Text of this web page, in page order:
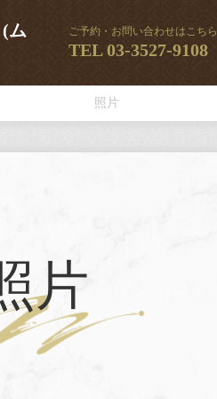
ム
ご予約・お問い合わせはこちら
TEL03-3527-9108
照片
片